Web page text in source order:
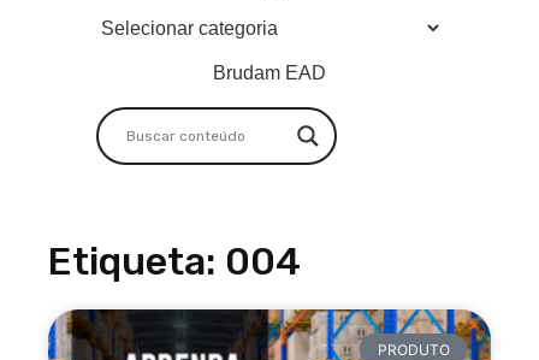
Brudam EAD
Etiqueta: 004
PRODUTO